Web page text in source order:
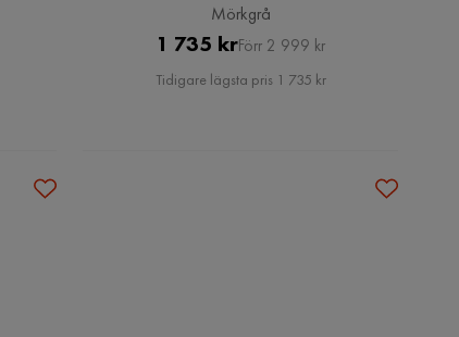
Mörkgrå
Pris
1 735 krOriginal
Pris
Förr 2 999 kr
Tidigare lägsta pris 1 735 kr